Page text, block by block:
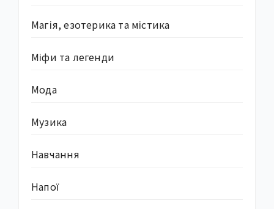
Магія, езотерика та містика
Міфи та легенди
Мода
Музика
Навчання
Напої